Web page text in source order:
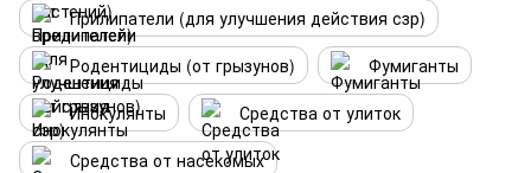
Прилипатели (для улучшения действия сзр)
Родентициды (от грызунов)
Фумиганты
Инокулянты
Средства от улиток
Средства от насекомых